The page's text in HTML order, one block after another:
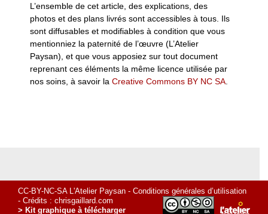
L’ensemble de cet article, des explications, des
photos et des plans livrés sont accessibles à tous. Ils
sont diffusables et modifiables à condition que vous
mentionniez la paternité de l’œuvre (L’Atelier
Paysan), et que vous apposiez sur tout document
reprenant ces éléments la même licence utilisée par
nos soins, à savoir la Creative Commons BY NC SA
CC-BY-NC-SA L'Atelier Paysan - Conditions générales d’utilisation
- Crédits : chrisgaillard.com
> Kit graphique à télécharger